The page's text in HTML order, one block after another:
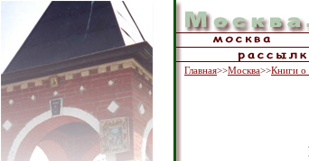
Главная>>Москва>>Книги о